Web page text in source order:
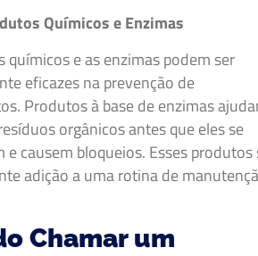
Químicos e Enzimas
químicos e as enzimas podem ser
eficazes na prevenção de
Produtos à base de enzimas
orgânicos antes que eles se
e causem bloqueios. Esses produtos
adição a uma rotina de
Chamar um